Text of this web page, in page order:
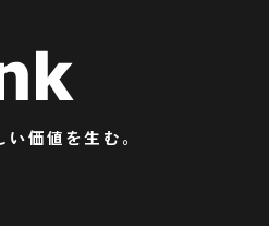
価値を生む。